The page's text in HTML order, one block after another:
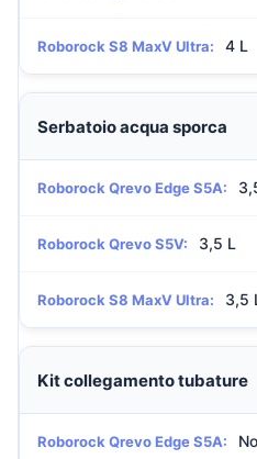
Roborock S8 MaxV Ultra: 4 L
Serbatoio acqua sporca
Roborock Qrevo Edge S5A:
Roborock Qrevo S5V: 3,5 L
Roborock S8 MaxV Ultra: 3,5
Kit collegamento tubature
Roborock Qrevo Edge S5A: No